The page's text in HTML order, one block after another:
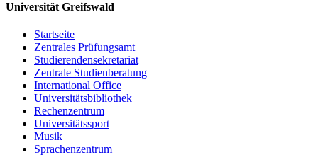
Flurnamenforschung
Christoph Schmitt / Holger Meyer (Rostock): Perspektiven
und Potenziale eines digitalen Dienstes für Flurnamen aus
Mecklenburg, Vorpommern und dem nordwestlichen Polen
Resümee, Ausblick
Um Anmeldung per email bis 15. Mai 2017 wird gebeten:
Matthias Vollmer
Universität Greifswald
Startseite
Zentrales Prüfungsamt
Studierendensekretariat
Zentrale Studienberatung
International Office
Universitätsbibliothek
Rechenzentrum
Universitätssport
Musik
Sprachenzentrum